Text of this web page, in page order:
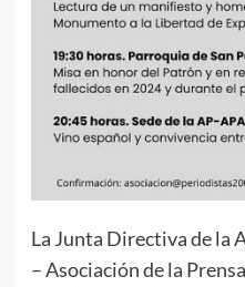
La Junta Directiva de la
– Asociación de la